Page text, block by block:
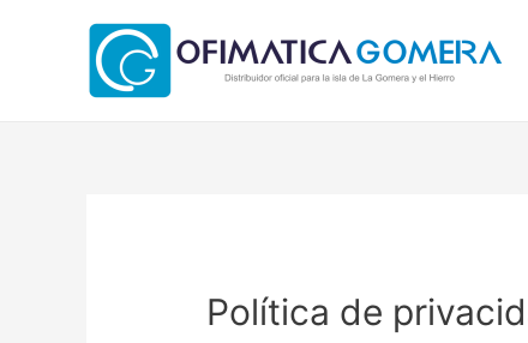
Política de